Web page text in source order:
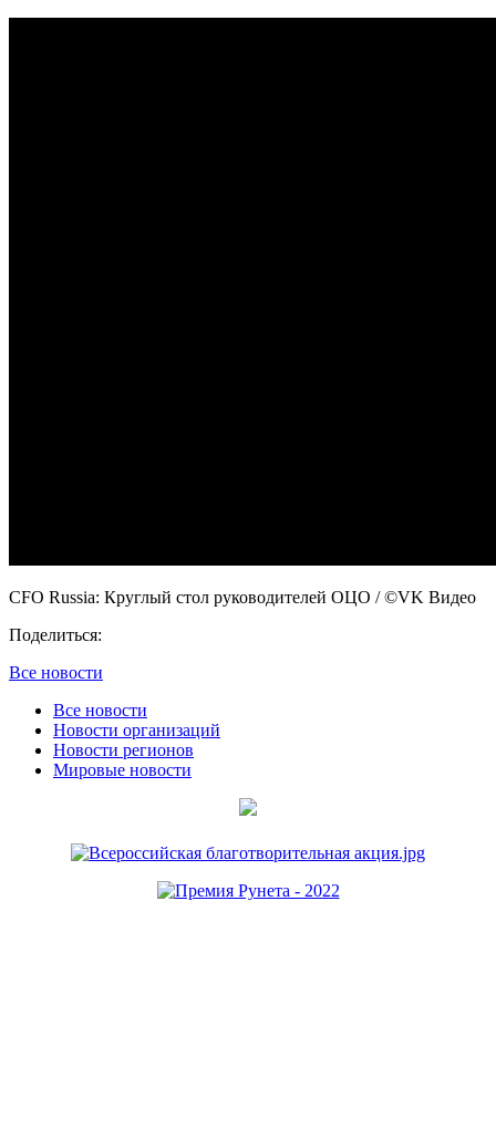
CFO Russia: Круглый стол руководителей ОЦО / ©VK Видео
Поделиться:
Все новости
Все новости
Новости организаций
Новости регионов
Мировые новости